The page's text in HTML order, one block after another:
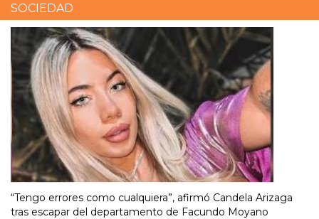
SOCIEDAD
“Tengo errores como cualquiera”, afirmó Candela Arizaga
tras escapar del departamento de Facundo Moyano